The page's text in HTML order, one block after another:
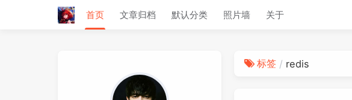
首页 文章归档 默认分类 照片墙 关于
标签 redis